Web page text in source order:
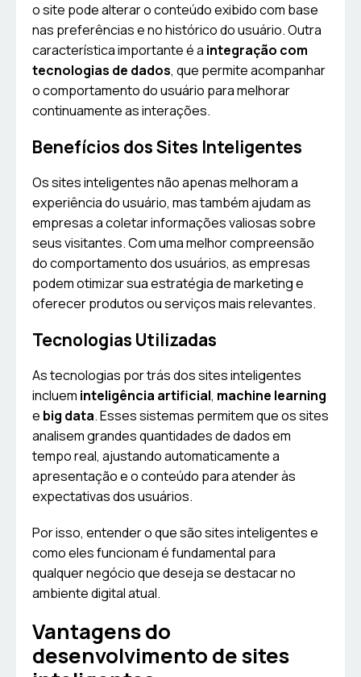
o site pode alterar o conteúdo exibido com base
nas preferências e no histórico do usuário. Outra
característica importante é a integração com
tecnologias de dados, que permite acompanhar
o comportamento do usuário para melhorar
continuamente as interações.
Benefícios dos Sites Inteligentes
Os sites inteligentes não apenas melhoram a
experiência do usuário, mas também ajudam as
empresas a coletar informações valiosas sobre
seus visitantes. Com uma melhor compreensão
do comportamento dos usuários, as empresas
podem otimizar sua estratégia de marketing e
oferecer produtos ou serviços mais relevantes.
Tecnologias Utilizadas
As tecnologias por trás dos sites inteligentes
incluem inteligência artificial, machine learning
e big data. Esses sistemas permitem que os sites
analisem grandes quantidades de dados em
tempo real, ajustando automaticamente a
apresentação e o conteúdo para atender às
expectativas dos usuários.
Por isso, entender o que são sites inteligentes e
como eles funcionam é fundamental para
qualquer negócio que deseja se destacar no
ambiente digital atual.
Vantagens do
desenvolvimento de sites